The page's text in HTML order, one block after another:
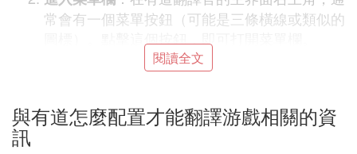
常會有一個菜單按鈕（可能是三條橫線或類似的
二、開啟屏幕翻譯功能
「設置」選項。這個選項通常位於菜單的下方或
閱讀全文
與有道怎麼配置才能翻譯游戲相關的資
訊